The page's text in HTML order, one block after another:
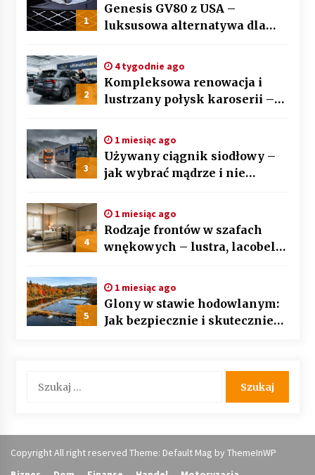
1
Genesis GV80 z USA –
luksusowa alternatywa dla
2
4 tygodnie ago
Kompleksowa renowacja i
lustrzany połysk karoserii –
3
1 miesiąc ago
Używany ciągnik siodłowy –
jak wybrać mądrze i nie
po kroku
4
1 miesiąc ago
Rodzaje frontów w szafach
wnękowych – lustra, lacobel
5
1 miesiąc ago
Glony w stawie hodowlanym:
Jak bezpiecznie i skutecznie
Copyright All right reserved Theme: Default Mag by ThemeInWP